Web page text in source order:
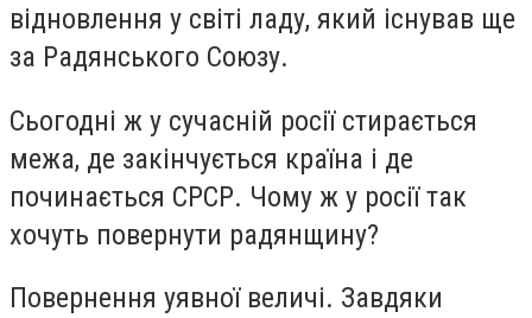
відновлення у світі ладу, який існував ще
за Радянського Союзу.
Сьогодні ж у сучасній росії стирається
межа, де закінчується країна і де
починається СРСР. Чому ж у росії так
хочуть повернути радянщину?
Повернення уявної величі. Завдяки